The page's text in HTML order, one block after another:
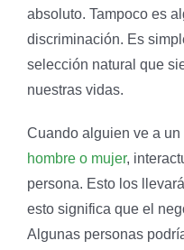
absoluto. Tampoco es
discriminación. Es
selección natural que
nuestras vidas.
Cuando alguien ve a
hombre o mujer,
persona. Esto los
esto significa que el
Algunas personas